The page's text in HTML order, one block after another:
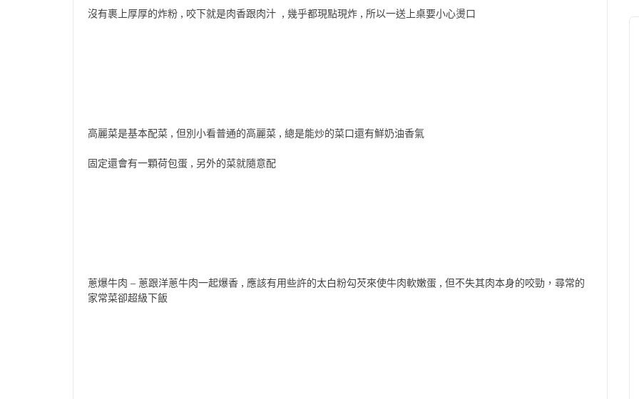
沒有裹上厚厚的炸粉 , 咬下就是肉香跟肉汁 , 幾乎都現點現炸 , 所以一送上桌要小心燙口
高麗菜是基本配菜 , 但別小看普通的高麗菜 , 總是能炒的菜口還有鮮奶油香氣
固定還會有一顆荷包蛋 , 另外的菜就隨意配
蔥爆牛肉 – 蔥跟洋蔥牛肉一起爆香 , 應該有用些許的太白粉勾芡來使牛肉軟嫩蛋 , 但不失其肉本身的咬勁，尋常的
家常菜卻超級下飯